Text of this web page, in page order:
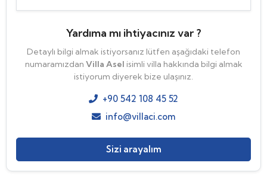
Yardıma mı ihtiyacınız var ?
Detaylı bilgi almak istiyorsanız lütfen aşağıdaki telefon
numaramızdan Villa Asel isimli villa hakkında bilgi almak
istiyorum diyerek bize ulaşınız.
+90 542 108 45 52
info@villaci.com
Sizi arayalım